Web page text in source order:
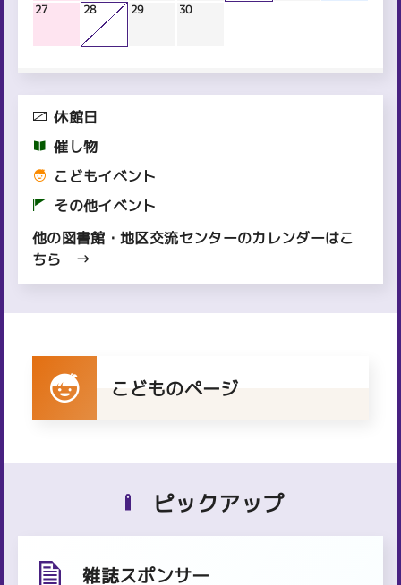
27 28 29 30
休館日
催し物
こどもイベント
その他イベント
他の図書館・地区交流センターのカレンダーはこ
ちら
こどものページ
ピックアップ
雑誌スポンサー